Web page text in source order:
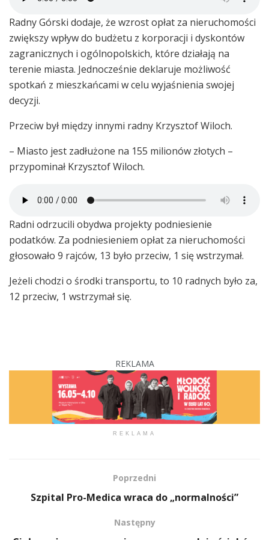
Radny Górski dodaje, że wzrost opłat za nieruchomości
zwiększy wpływ do budżetu z korporacji i dyskontów
zagranicznych i ogólnopolskich, które działają na
terenie miasta. Jednocześnie deklaruje możliwość
spotkań z mieszkańcami w celu wyjaśnienia swojej
decyzji.
Przeciw był między innymi radny Krzysztof Wiloch.
– Miasto jest zadłużone na 155 milionów złotych –
przypominał Krzysztof Wiloch.
Radni odrzucili obydwa projekty podniesienie
podatków. Za podniesieniem opłat za nieruchomości
głosowało 9 rajców, 13 było przeciw, 1 się wstrzymał.
Jeżeli chodzi o środki transportu, to 10 radnych było za,
12 przeciw, 1 wstrzymał się.
REKLAMA
REKLAMA
Poprzedni
Szpital Pro-Medica wraca do „normalności”
Następny